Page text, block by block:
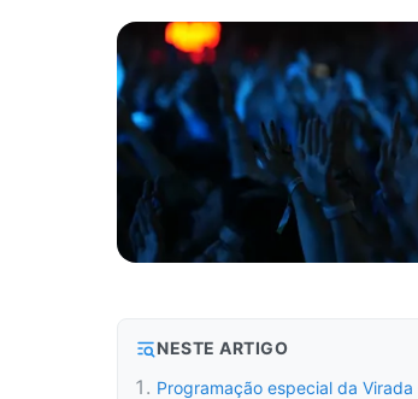
NESTE ARTIGO
Programação especial da